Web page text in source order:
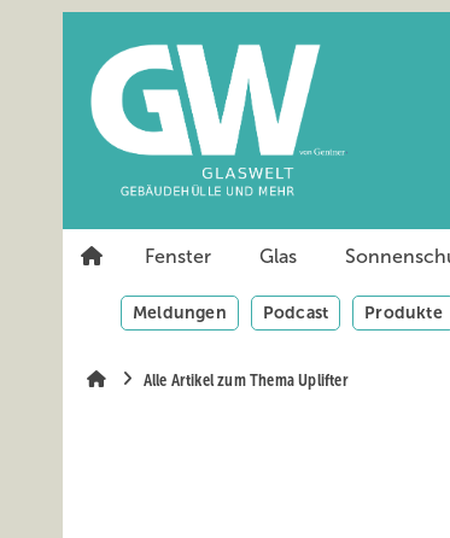
Fenster Glas
Meldungen Podcast Produkte
Alle Artikel zum Thema Uplifter